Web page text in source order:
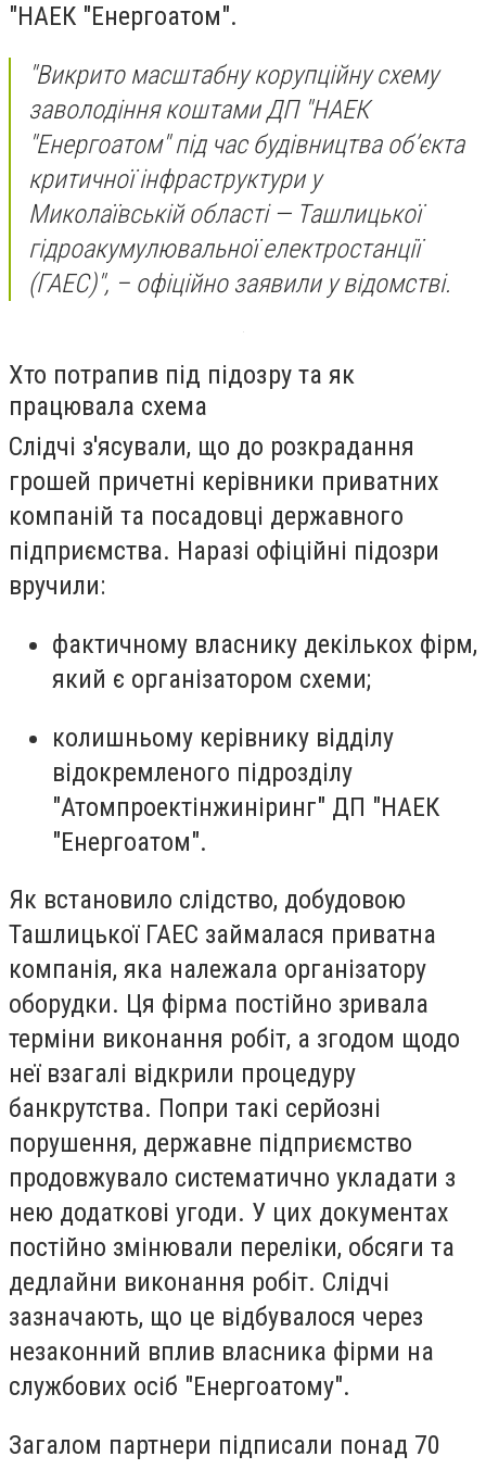
"НАЕК "Енергоатом".
"Викрито масштабну корупційну схему
заволодіння коштами ДП "НАЕК
"Енергоатом" під час будівництва об’єкта
критичної інфраструктури у
Миколаївській області — Ташлицької
гідроакумулювальної електростанції
(ГАЕС)", – офіційно заявили у відомстві.
Хто потрапив під підозру та як
працювала схема
Слідчі з'ясували, що до розкрадання
грошей причетні керівники приватних
компаній та посадовці державного
підприємства. Наразі офіційні підозри
вручили:
фактичному власнику декількох фірм,
який є організатором схеми;
колишньому керівнику відділу
відокремленого підрозділу
"Атомпроектінжиніринг" ДП "НАЕК
"Енергоатом".
Як встановило слідство, добудовою
Ташлицької ГАЕС займалася приватна
компанія, яка належала організатору
оборудки. Ця фірма постійно зривала
терміни виконання робіт, а згодом щодо
неї взагалі відкрили процедуру
банкрутства. Попри такі серйозні
порушення, державне підприємство
продовжувало систематично укладати з
нею додаткові угоди. У цих документах
постійно змінювали переліки, обсяги та
дедлайни виконання робіт. Слідчі
зазначають, що це відбувалося через
незаконний вплив власника фірми на
службових осіб "Енергоатому".
Загалом партнери підписали понад 70